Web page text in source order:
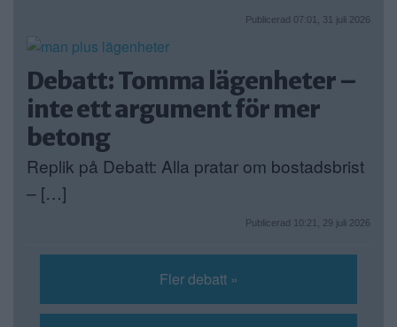
Publicerad 07:01, 31 juli 2026
Debatt: Tomma lägenheter –
inte ett argument för mer
betong
Replik på Debatt: Alla pratar om bostadsbrist
– […]
Publicerad 10:21, 29 juli 2026
Fler debatt »